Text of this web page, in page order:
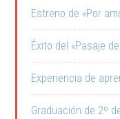
Estreno de «Por
Éxito del «Pasaje
Experiencia de
Graduación de 2º